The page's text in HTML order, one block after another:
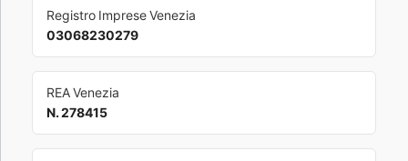
Registro Imprese Venezia
03068230279
REA Venezia
N. 278415